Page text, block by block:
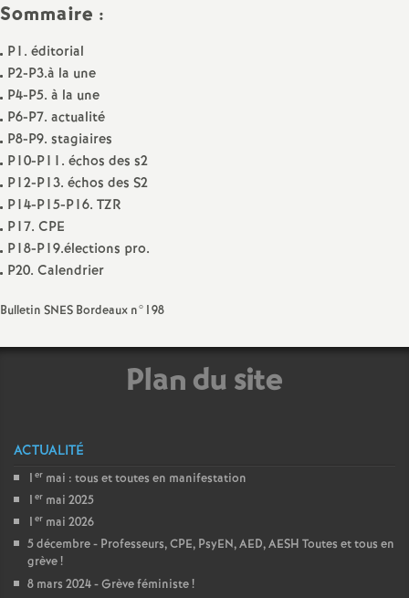
s
n
e
Sommaire :
P1. éditorial
P2-P3.à la une
P4-P5. à la une
P6-P7. actualité
P8-P9. stagiaires
P10-P11. échos des s2
P12-P13. échos des S2
P14-P15-P16. TZR
P17. CPE
P18-P19.élections pro.
P20. Calendrier
Bulletin SNES Bordeaux n°198
Plan du site
ACTUALITÉ
1 er mai : tous et toutes en manifestation
1 er mai 2025
1 er mai 2026
5 décembre - Professeurs, CPE, PsyEN, AED, AESH Toutes et tous en
grève!
8 mars 2024 - Grève féministe!